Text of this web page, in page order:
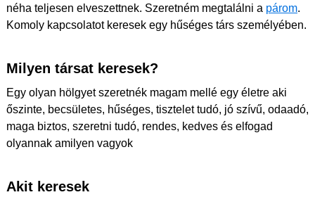
néha teljesen elveszettnek. Szeretném megtalálni a párom.
Komoly kapcsolatot keresek egy hűséges társ személyében.
Milyen társat keresek?
Egy olyan hölgyet szeretnék magam mellé egy életre aki
őszinte, becsületes, hűséges, tisztelet tudó, jó szívű, odaadó,
maga biztos, szeretni tudó, rendes, kedves és elfogad
olyannak amilyen vagyok
Akit keresek